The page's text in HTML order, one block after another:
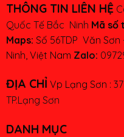
THÔNG TIN LIÊN HỆ
Quốc Tế Bắc Ninh Mã số
Maps: Số 56TDP Văn Sơn
Ninh, Việt Nam Zalo:
ĐỊA CHỈ Vp Lạng Sơn :
TP.Lạng Sơn
DANH MỤC